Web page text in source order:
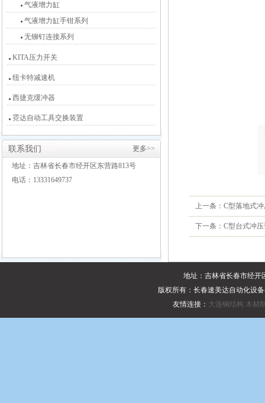
气液增力缸
气液增力缸手钳系列
无铆钉连接系列
KITA压力开关
纽卡特减速机
西捷克缓冲器
霓达自动工具交换装置
联系我们 更多>>
地址：吉林省长春市经开区东营路813号
电话：13331649737
上一条： C型落地式
下一条： C型台式冲
地址：吉林省长春市
版权所有：长春速美达自动化
友情连接： 大连钢结构 木材